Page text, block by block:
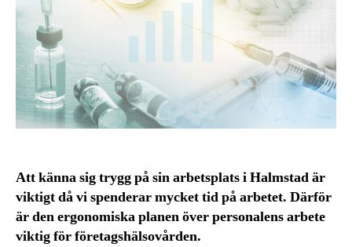
Att känna sig trygg på sin arbetsplats i Halmstad är
viktigt då vi spenderar mycket tid på arbetet. Därför
är den ergonomiska planen över personalens arbete
viktig för företagshälsovården.